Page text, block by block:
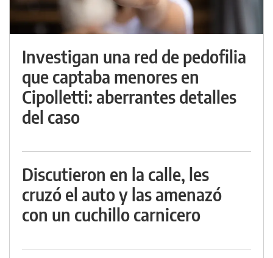
Investigan una red de pedofilia
que captaba menores en
Cipolletti: aberrantes detalles
del caso
Discutieron en la calle, les
cruzó el auto y las amenazó
con un cuchillo carnicero